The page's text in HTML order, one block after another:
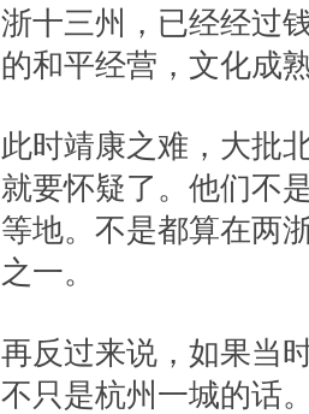
浙十三州，已经经过
的和平经营，文化成
此时靖康之难，大批
就要怀疑了。他们不
等地。不是都算在两
之一。
再反过来说，如果当
不只是杭州一城的话